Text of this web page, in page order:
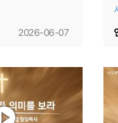
2026-06-07